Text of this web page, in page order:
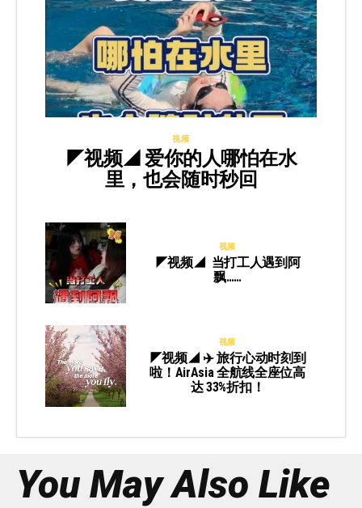
视频
◤视频◢ 爱你的人哪怕在水
里，也会随时秒回
视频
◤视频◢ 当打工人遇到阿
飘……
视频
◤视频◢ ✈️ 旅行心动时刻到
啦！AirAsia 全航线全座位高
达 33%折扣！
You May Also Like